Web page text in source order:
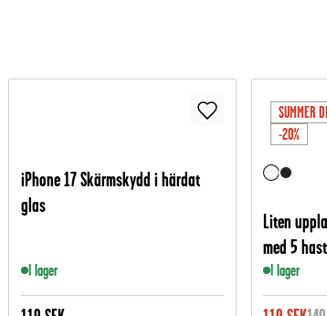
iPhone 17 Skärmskydd i härdat
glas
I lager
SUMMER
-20%
Liten
med 5
I lager